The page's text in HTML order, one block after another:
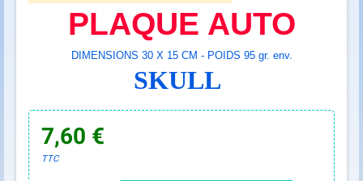
PLAQUE AUTO
DIMENSIONS 30 X 15 CM - POIDS 95 gr. env.
SKULL
7,60 €
TTC